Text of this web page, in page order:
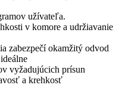
užívateľa.
v komore a udržiavanie
zabezpečí okamžitý odvod
vyžadujúcich prísun
a krehkosť